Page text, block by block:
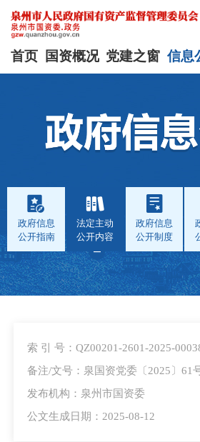
首页 国资概况 党建之窗 信息
政府信息
公开指南
法定主动
公开内容
政府信息
公开制度
索 引 号：QZ00201-2601-2025-
备注/文号：泉国资党委〔2025〕61
发布机构：泉州市国资委
公文生成日期：2025-08-12